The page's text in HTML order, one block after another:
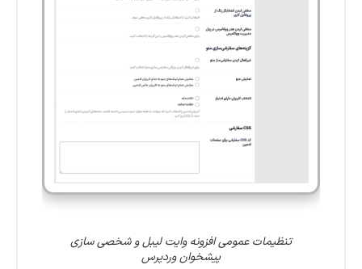
تنظیمات عمومی افزونه وایت ‌لیبل و شخصی ‌سازی
پیشخوان وردپرس